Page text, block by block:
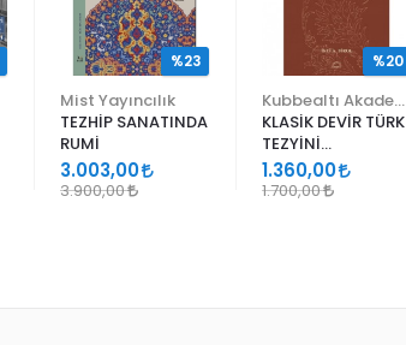
Mist Yayıncılık
TEZHİP SANATINDA
RUMİ
3.003,00
3.900,00
%23
KLASİK DEVİR TÜRK
TEZYİNİ
SANATLARINDA
DESEN
1.360,00
1.700,00
%20